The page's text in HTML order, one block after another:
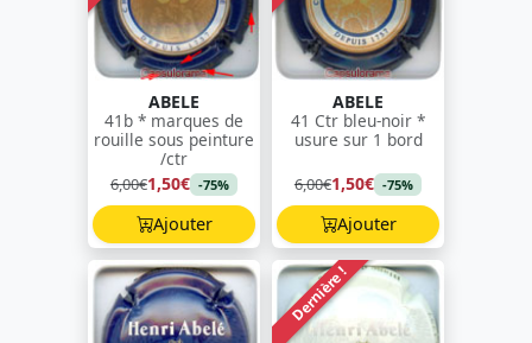
ABELE
41b * marques de
rouille sous peinture
/ctr
6,00€1,50€ -75%
Ajouter
ABELE
41 Ctr bleu-noir *
usure sur 1 bord
6,00€1,50€ -75%
Ajouter
Dernière !